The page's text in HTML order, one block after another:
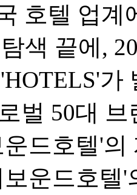
호텔 업계
색 끝에,
가
벌 50대
드호텔'
운드호텔'